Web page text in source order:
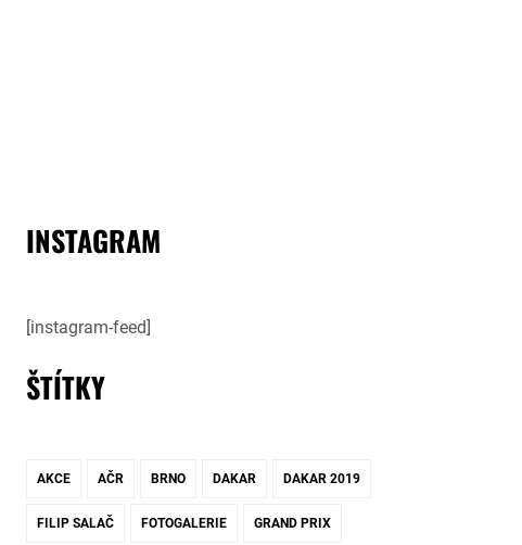
INSTAGRAM
[instagram-feed]
ŠTÍTKY
AKCE AČR BRNO DAKAR DAKAR 2019
FILIP SALAČ FOTOGALERIE GRAND PRIX